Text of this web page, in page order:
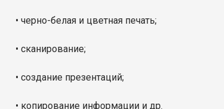
• черно-белая и цветная печать;
• сканирование;
• создание презентаций;
• копирование информации и др.